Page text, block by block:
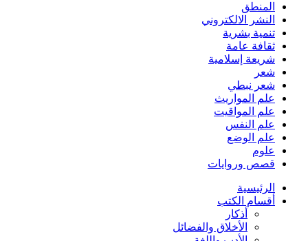
المنطق
النشر الالكتروني
تنمية بشرية
ثقافة عامة
شريعة إسلامية
شعر
شعر نبطي
علم المواريث
علم المواقيت
علم النفس
علم الوضع
علوم
قصص وروايات
الرئيسية
أقسام الكتب
أذكار
الأخلاق والفضائل